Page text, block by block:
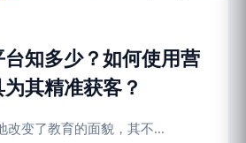
知多少？如何使用营
其精准获客？
改变了教育的面貌，其不...